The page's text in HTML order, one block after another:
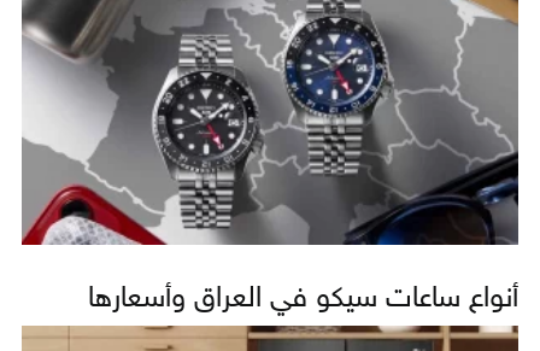
أنواع ساعات سيكو في العراق وأسعارها